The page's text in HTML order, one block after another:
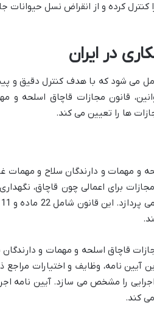
کرده و از انقراض نسل حیوانات
در ایران
می شود که با هدف کنترل دقیق و
قانون مجازات قاچاق اسلحه و
و مهمات و دارندگان سلاح و مهمات
مجازات برای اعمالی چون قاچاق،
قاچاق اسلحه و مهمات و
نامه، وظایف و اختیارات مراجع
را مشخص می سازد. آیین نامه
کند.